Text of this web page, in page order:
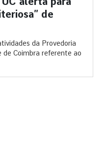
de
da Provedoria
de Coimbra referente ao